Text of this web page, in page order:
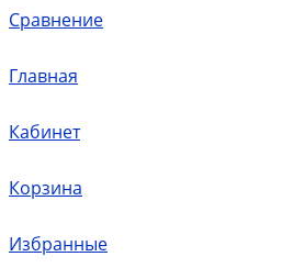
Сравнение
Главная
Кабинет
Корзина
Избранные